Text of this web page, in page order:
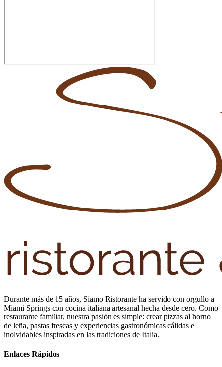
Durante más de 15 años, Siamo Ristorante ha servido con orgullo a
Miami Springs con cocina italiana artesanal hecha desde cero. Como
restaurante familiar, nuestra pasión es simple: crear pizzas al horno
de leña, pastas frescas y experiencias gastronómicas cálidas e
inolvidables inspiradas en las tradiciones de Italia.
Enlaces Rápidos